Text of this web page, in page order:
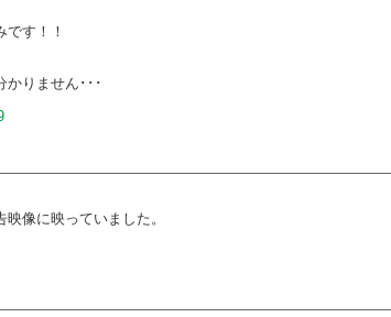
す！！
かりません･･･
像に映っていました。